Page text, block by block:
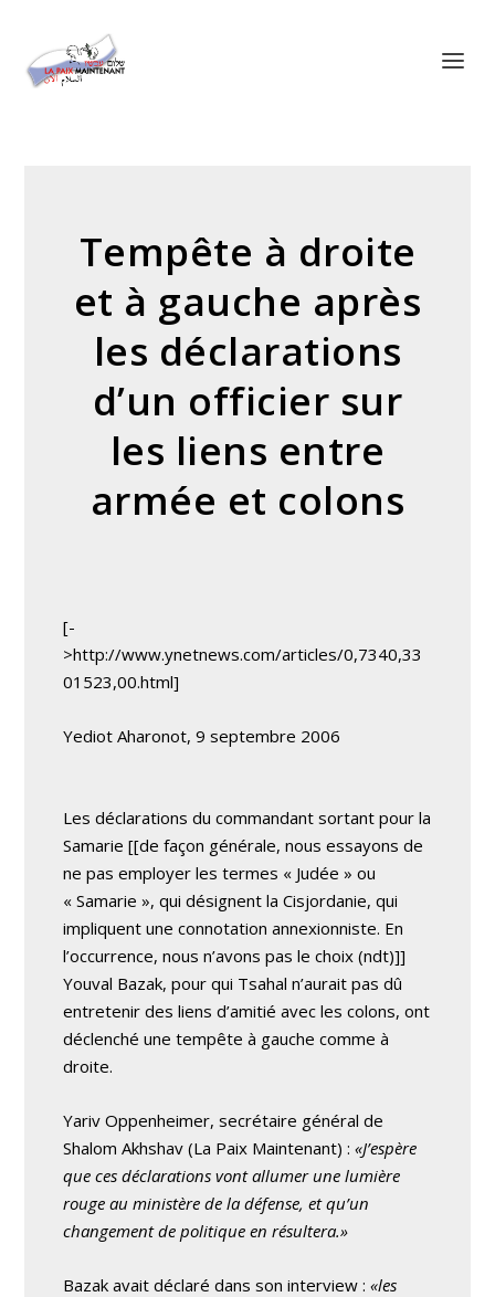
Tempête à droite
et à gauche après
les déclarations
d’un officier sur
les liens entre
armée et colons
[-
>http://www.ynetnews.com/articles/0,7340,33
01523,00.html]
Yediot Aharonot, 9 septembre 2006
Les déclarations du commandant sortant pour la
Samarie [[de façon générale, nous essayons de
ne pas employer les termes « Judée » ou
« Samarie », qui désignent la Cisjordanie, qui
impliquent une connotation annexionniste. En
l’occurrence, nous n’avons pas le choix (ndt)]]
Youval Bazak, pour qui Tsahal n’aurait pas dû
entretenir des liens d’amitié avec les colons, ont
déclenché une tempête à gauche comme à
droite.
Yariv Oppenheimer, secrétaire général de
Shalom Akhshav (La Paix Maintenant) :«J’espère
que ces déclarations vont allumer une lumière
rouge au ministère de la défense, et qu’un
changement de politique en résultera.»
Bazak avait déclaré dans son interview :«les